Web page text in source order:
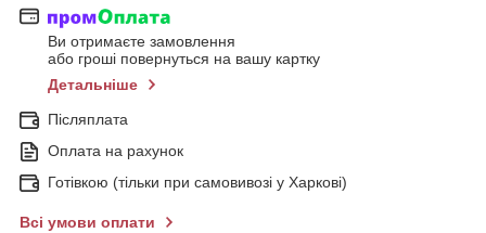
Ви отримаєте замовлення
або гроші повернуться на вашу картку
Детальніше
Післяплата
Оплата на рахунок
Готівкою (тільки при самовивозі у Харкові)
Всі умови оплати